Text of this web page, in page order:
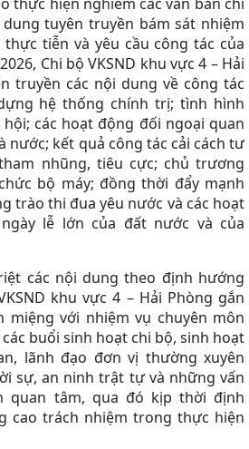
thực hiện nghiêm các văn bản chỉ
tuyên truyền bám sát nhiệm
tiễn và yêu cầu công tác của
Chi bộ VKSND khu vực 4 – Hải
truyền các nội dung về công tác
hệ thống chính trị; tình hình
các hoạt động đối ngoại quan
nước; kết quả công tác cải cách tư
nhũng, tiêu cực; chủ trương
bộ máy; đồng thời đẩy mạnh
trào thi đua yêu nước và các hoạt
lễ lớn của đất nước và của
các nội dung theo định hướng
khu vực 4 – Hải Phòng gắn
miệng với nhiệm vụ chuyên môn
buổi sinh hoạt chi bộ, sinh hoạt
lãnh đạo đơn vị thường xuyên
sự, an ninh trật tự và những vấn
quan tâm, qua đó kịp thời định
cao trách nhiệm trong thực hiện